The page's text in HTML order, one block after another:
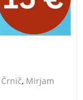
, Mirjam